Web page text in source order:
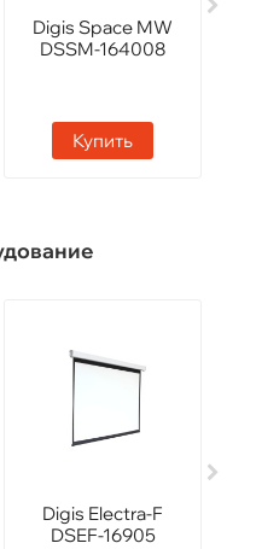
Digis Space MW
DSSM-164008
Купить
Digis Electra-F
DSEF-16905